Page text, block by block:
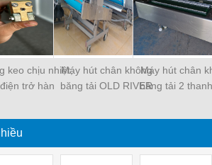
keo chịu nhiệt,
điện trở hàn
Máy hút chân không
băng tải OLD RIVER
Máy hút chân
băng tải 2